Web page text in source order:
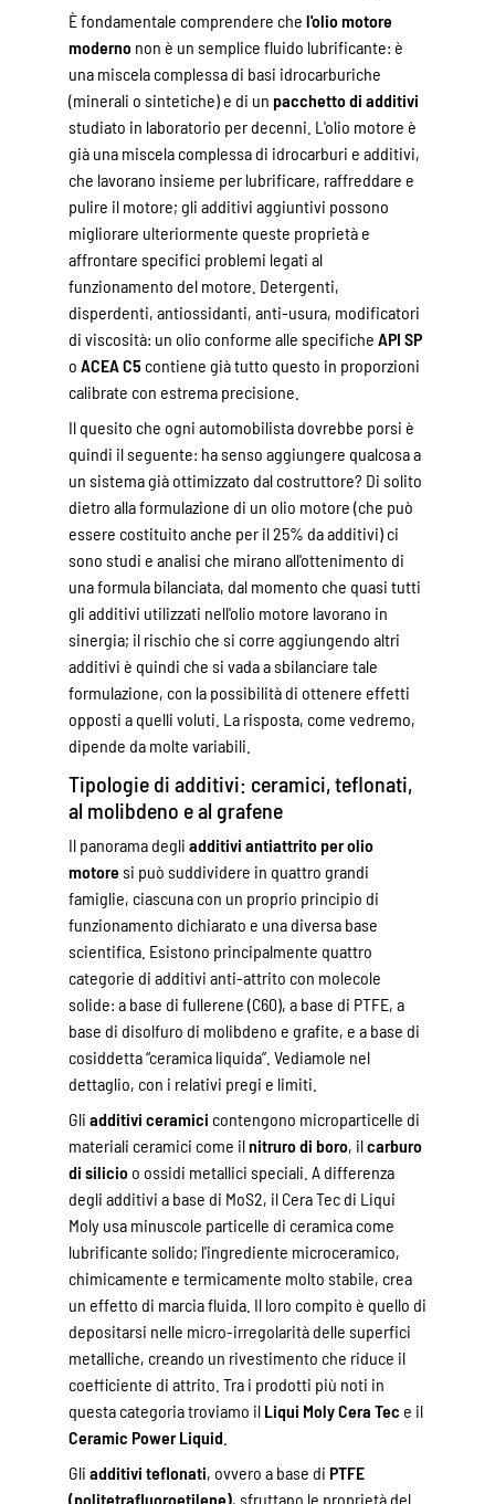
È fondamentale comprendere che l'olio motore
moderno non è un semplice fluido lubrificante: è
una miscela complessa di basi idrocarburiche
(minerali o sintetiche) e di un pacchetto di additivi
studiato in laboratorio per decenni. L'olio motore è
già una miscela complessa di idrocarburi e additivi,
che lavorano insieme per lubrificare, raffreddare e
pulire il motore; gli additivi aggiuntivi possono
migliorare ulteriormente queste proprietà e
affrontare specifici problemi legati al
funzionamento del motore. Detergenti,
disperdenti, antiossidanti, anti-usura, modificatori
di viscosità: un olio conforme alle specifiche API SP
o ACEA C5 contiene già tutto questo in proporzioni
calibrate con estrema precisione.
Il quesito che ogni automobilista dovrebbe porsi è
quindi il seguente: ha senso aggiungere qualcosa a
un sistema già ottimizzato dal costruttore? Di solito
dietro alla formulazione di un olio motore (che può
essere costituito anche per il 25% da additivi) ci
sono studi e analisi che mirano all'ottenimento di
una formula bilanciata, dal momento che quasi tutti
gli additivi utilizzati nell'olio motore lavorano in
sinergia; il rischio che si corre aggiungendo altri
additivi è quindi che si vada a sbilanciare tale
formulazione, con la possibilità di ottenere effetti
opposti a quelli voluti. La risposta, come vedremo,
dipende da molte variabili.
Tipologie di additivi: ceramici, teflonati,
al molibdeno e al grafene
Il panorama degli additivi antiattrito per olio
motoresi può suddividere in quattro grandi
famiglie, ciascuna con un proprio principio di
funzionamento dichiarato e una diversa base
scientifica. Esistono principalmente quattro
categorie di additivi anti-attrito con molecole
solide: a base di fullerene (C60), a base di PTFE, a
base di disolfuro di molibdeno e grafite, e a base di
cosiddetta “ceramica liquida”. Vediamole nel
dettaglio, con i relativi pregi e limiti.
Gli additivi ceramici contengono microparticelle di
materiali ceramici come ilnitruro di boro, ilcarburo
di silicio o ossidi metallici speciali. A differenza
degli additivi a base di MoS2, il Cera Tec di Liqui
Moly usa minuscole particelle di ceramica come
lubrificante solido; l'ingrediente microceramico,
chimicamente e termicamente molto stabile, crea
un effetto di marcia fluida. Il loro compito è quello di
depositarsi nelle micro-irregolarità delle superfici
metalliche, creando un rivestimento che riduce il
coefficiente di attrito. Tra i prodotti più noti in
questa categoria troviamo il Liqui Moly Cera Tec e il
Ceramic Power Liquid
Gli additivi teflonati, ovvero a base di PTFE
(politetrafluoroetilene), sfruttano le proprietà del